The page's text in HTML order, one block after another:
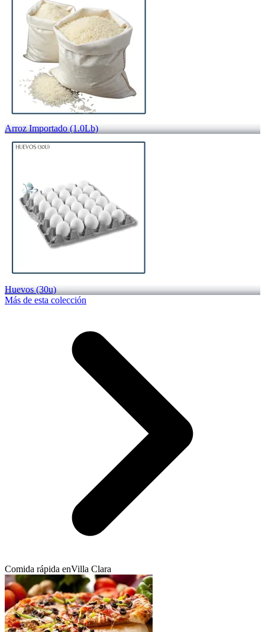
Arroz Importado (1.0Lb)
Huevos (30u)
Más de esta colección
Comida rápida enVilla Clara